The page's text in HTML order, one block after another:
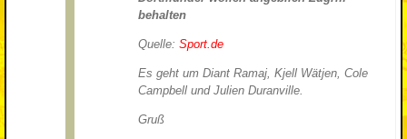
behalten
Quelle: Sport.de
Es geht um Diant Ramaj, Kjell Wätjen, Cole
Campbell und Julien Duranville.
Gruß